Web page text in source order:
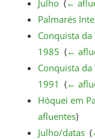
Julho‎ (←
Palmarés
Conquista da
1985 (←
Conquista da
1991 (←
Hóquei em
afluentes)
Julho/datas‎ (